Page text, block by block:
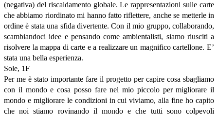
(negativa) del riscaldamento globale. Le rappresentazioni sulle carte
che abbiamo riordinato mi hanno fatto riflettere, anche se metterle in
ordine è stata una sfida divertente. Con il mio gruppo, collaborando,
scambiandoci idee e pensando come ambientalisti, siamo riusciti a
risolvere la mappa di carte e a realizzare un magnifico cartellone. E’
stata una bella esperienza.
Sole, 1F
Per me è stato importante fare il progetto per capire cosa sbagliamo
con il mondo e cosa posso fare nel mio piccolo per migliorare il
mondo e migliorare le condizioni in cui viviamo, alla fine ho capito
che noi stiamo rovinando il mondo e che tutti sono colpevoli